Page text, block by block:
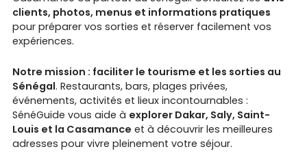
clients, photos, menus et informations pratiques
pour préparer vos sorties et réserver facilement vos
expériences.
Notre mission : faciliter le tourisme et les sorties au
Sénégal. Restaurants, bars, plages privées,
événements, activités et lieux incontournables :
SénéGuide vous aide à explorer Dakar, Saly, Saint-
Louis et la Casamance et à découvrir les meilleures
adresses pour vivre pleinement votre séjour.